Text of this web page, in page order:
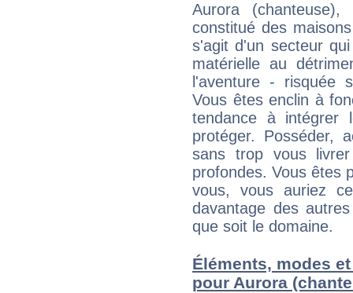
Aurora
constitué des
s'agit d'un secteur
matérielle au
l'aventure - risquée
Vous êtes enclin à
tendance à
protéger. Posséder,
sans trop vous
profondes. Vous êtes
vous, vous auriez
davantage des
que soit le domaine.
Éléments, modes
pour Aurora